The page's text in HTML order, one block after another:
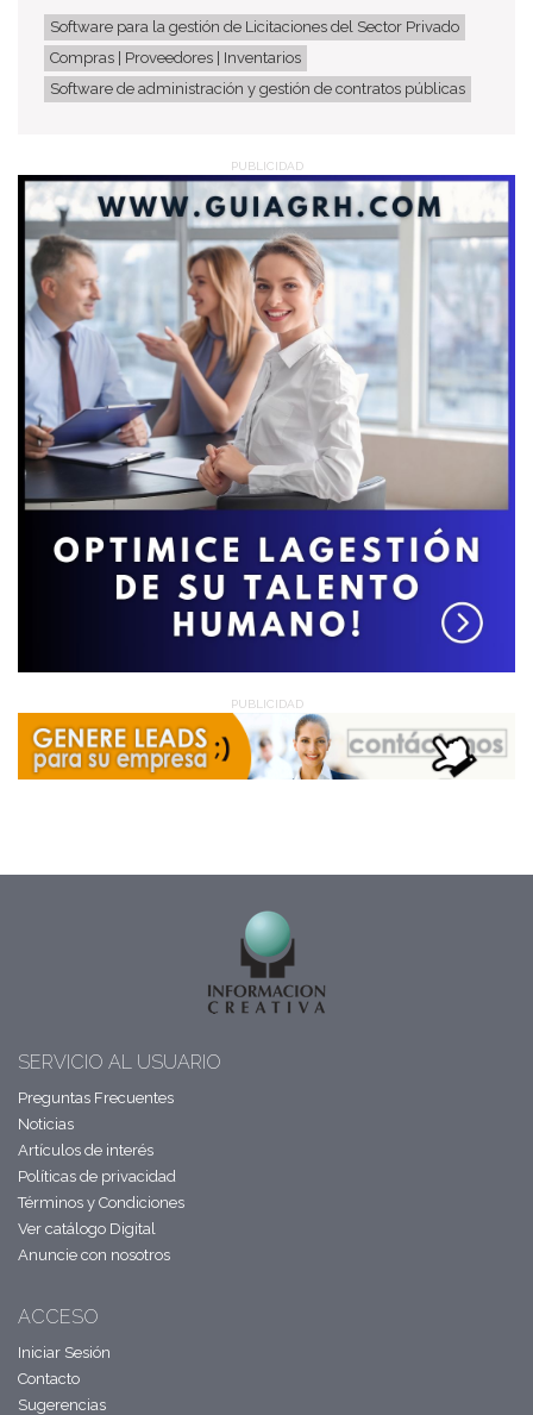
Software para la gestión de Licitaciones del Sector Privado
Compras | Proveedores | Inventarios
Software de administración y gestión de contratos públicas
PUBLICIDAD
PUBLICIDAD
SERVICIO AL USUARIO
Preguntas Frecuentes
Noticias
Artículos de interés
Políticas de privacidad
Términos y Condiciones
Ver catálogo Digital
Anuncie con nosotros
ACCESO
Iniciar Sesión
Contacto
Sugerencias